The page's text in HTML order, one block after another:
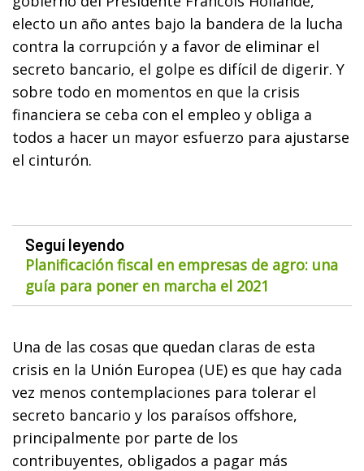
electo un año antes bajo la bandera de la lucha
contra la corrupción y a favor de eliminar el
secreto bancario, el golpe es difícil de digerir. Y
sobre todo en momentos en que la crisis
financiera se ceba con el empleo y obliga a
todos a hacer un mayor esfuerzo para ajustarse
el cinturón.
Seguí leyendo
Planificación fiscal en empresas de agro: una
guía para poner en marcha el 2021
Una de las cosas que quedan claras de esta
crisis en la Unión Europea (UE) es que hay cada
vez menos contemplaciones para tolerar el
secreto bancario y los paraísos offshore,
principalmente por parte de los
contribuyentes, obligados a pagar más